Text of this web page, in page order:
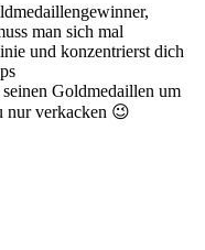
man sich mal
und konzentrierst dich
Goldmedaillen um
nur verkacken 😉